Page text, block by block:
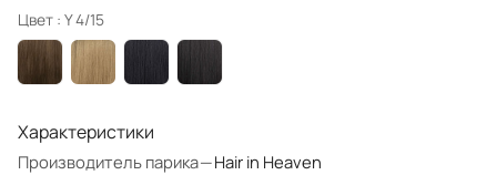
Цвет : Y 4/15
Характеристики
Производитель парика—Hair in Heaven